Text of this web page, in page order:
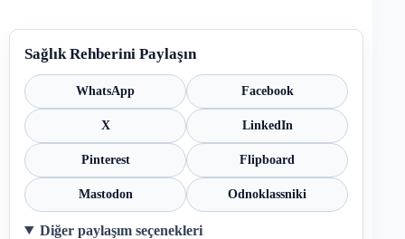
Sağlık Rehberini Paylaşın
WhatsApp Facebook
X LinkedIn
Pinterest Flipboard
Mastodon Odnoklassniki
Diğer paylaşım seçenekleri